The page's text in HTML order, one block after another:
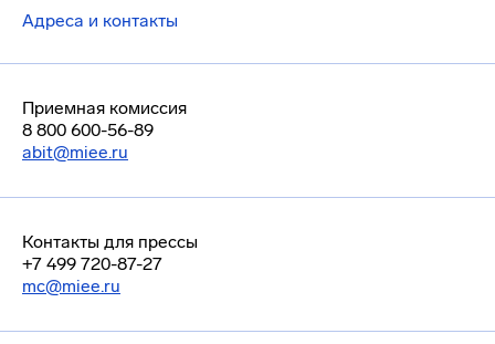
Адреса и контакты
Приемная комиссия
8 800 600-56-89
abit@miee.ru
Контакты для прессы
+7 499 720-87-27
mc@miee.ru